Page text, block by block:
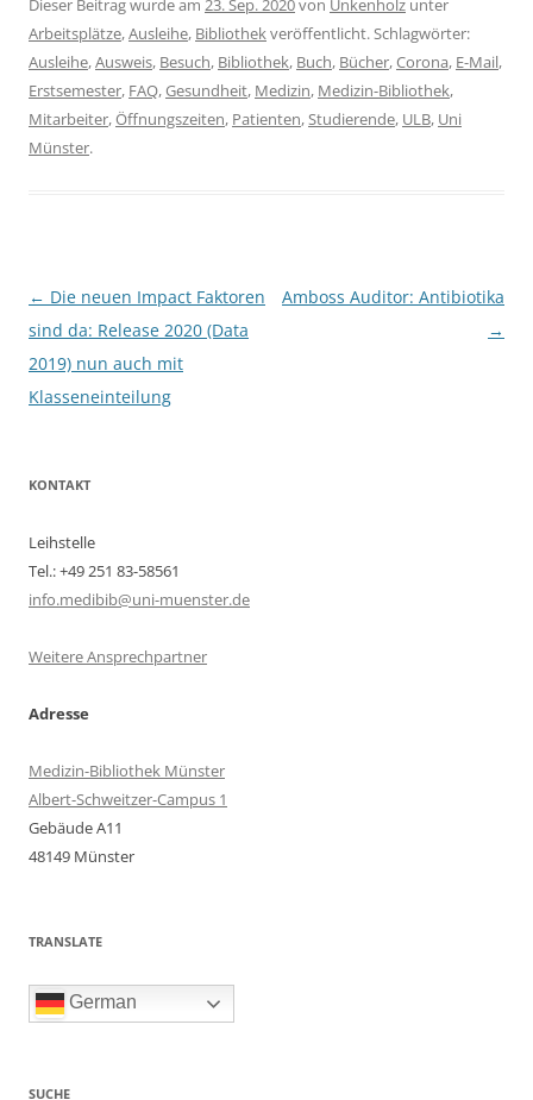
Dieser Beitrag wurde am 23. Sep. 2020von Unkenholz unter
Arbeitsplätze,Ausleihe, Bibliothekveröffentlicht. Schlagwörter:
Ausleihe,Ausweis, Besuch, Bibliothek, Buch, Bücher,Corona, E-Mail,
Erstsemester, FAQ,Gesundheit, Medizin, Medizin-Bibliothek,
Mitarbeiter,Öffnungszeiten, Patienten,Studierende, ULB, Uni
Münster.
Beitragsnavigation
← Die neuen Impact Faktoren
sind da: Release 2020 (Data
2019) nun auch mit
Klasseneinteilung
Amboss Auditor: Antibiotika
→
KONTAKT
Leihstelle
Tel.: +49 251 83-58561
info.medibib@uni-muenster.de
Weitere Ansprechpartner
Adresse
Medizin-Bibliothek Münster
Albert-Schweitzer-Campus 1
Gebäude A11
48149 Münster
TRANSLATE
German
SUCHE